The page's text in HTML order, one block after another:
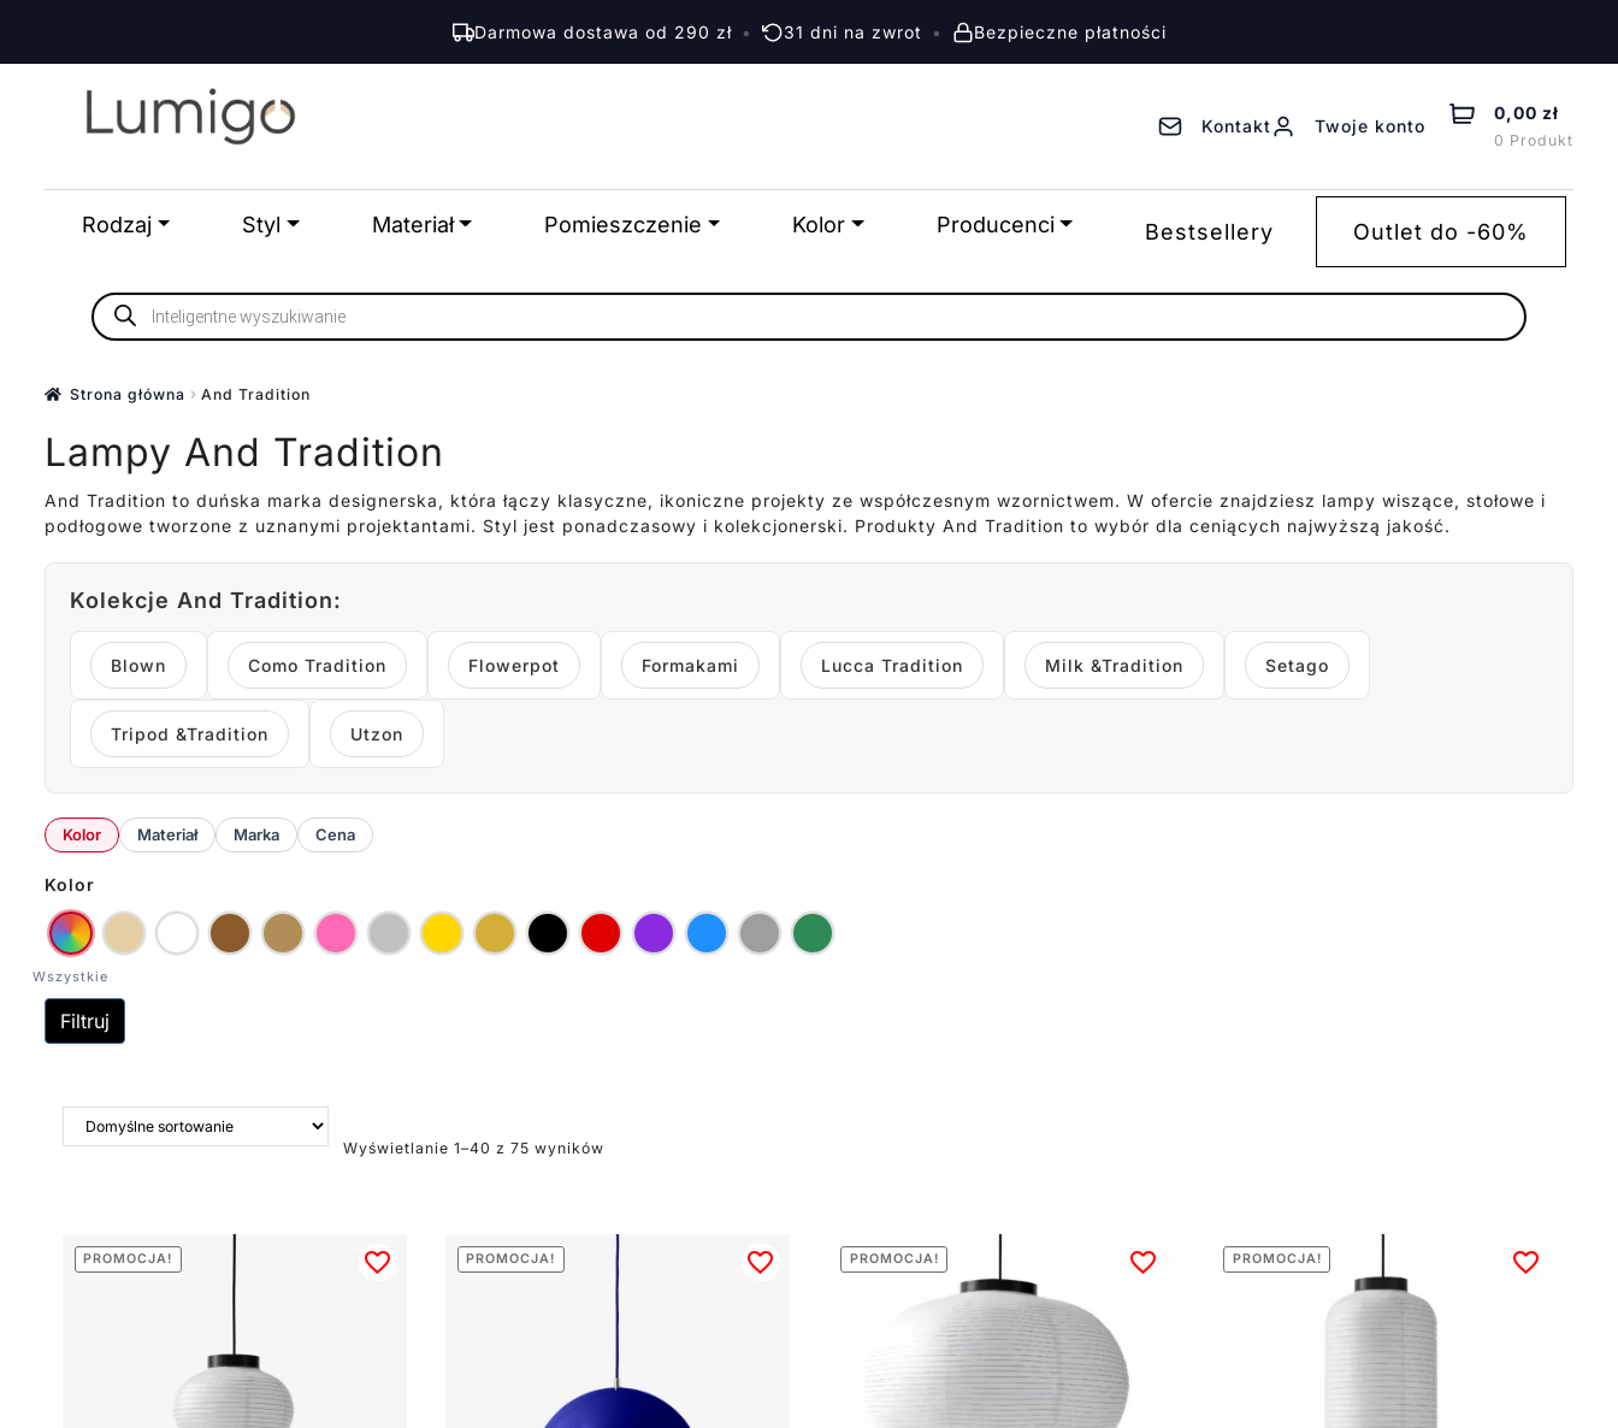
Darmowa dostawa od 290 zł • 31 dni na zwrot • Bezpieczne płatności
Przejdź
nawigacji
Przejdź
treści
Kontakt Twoje konto
Rodzaj Styl Materiał Pomieszczenie Kolor Producenci Bestsellery Outlet do -60%
0,00 zł
0 Produkt
Wyszukiwarka
produktów
Strona główna And Tradition
Lampy And Tradition
And Tradition to duńska marka designerska, która łączy klasyczne, ikoniczne projekty ze współczesnym wzornictwem. W ofercie znajdziesz lampy wiszące, stołowe i
podłogowe tworzone z uznanymi projektantami. Styl jest ponadczasowy i kolekcjonerski. Produkty And Tradition to wybór dla ceniących najwyższą jakość.
Kolekcje And Tradition:
Blown Como Tradition Flowerpot Formakami Lucca Tradition Milk &Tradition Setago
Tripod &Tradition Utzon
Kolor Materiał Marka Cena
Kolor
Filtruj
Wyświetlanie 1–40 z 75 wyników
PROMOCJA! PROMOCJA! PROMOCJA! PROMOCJA!